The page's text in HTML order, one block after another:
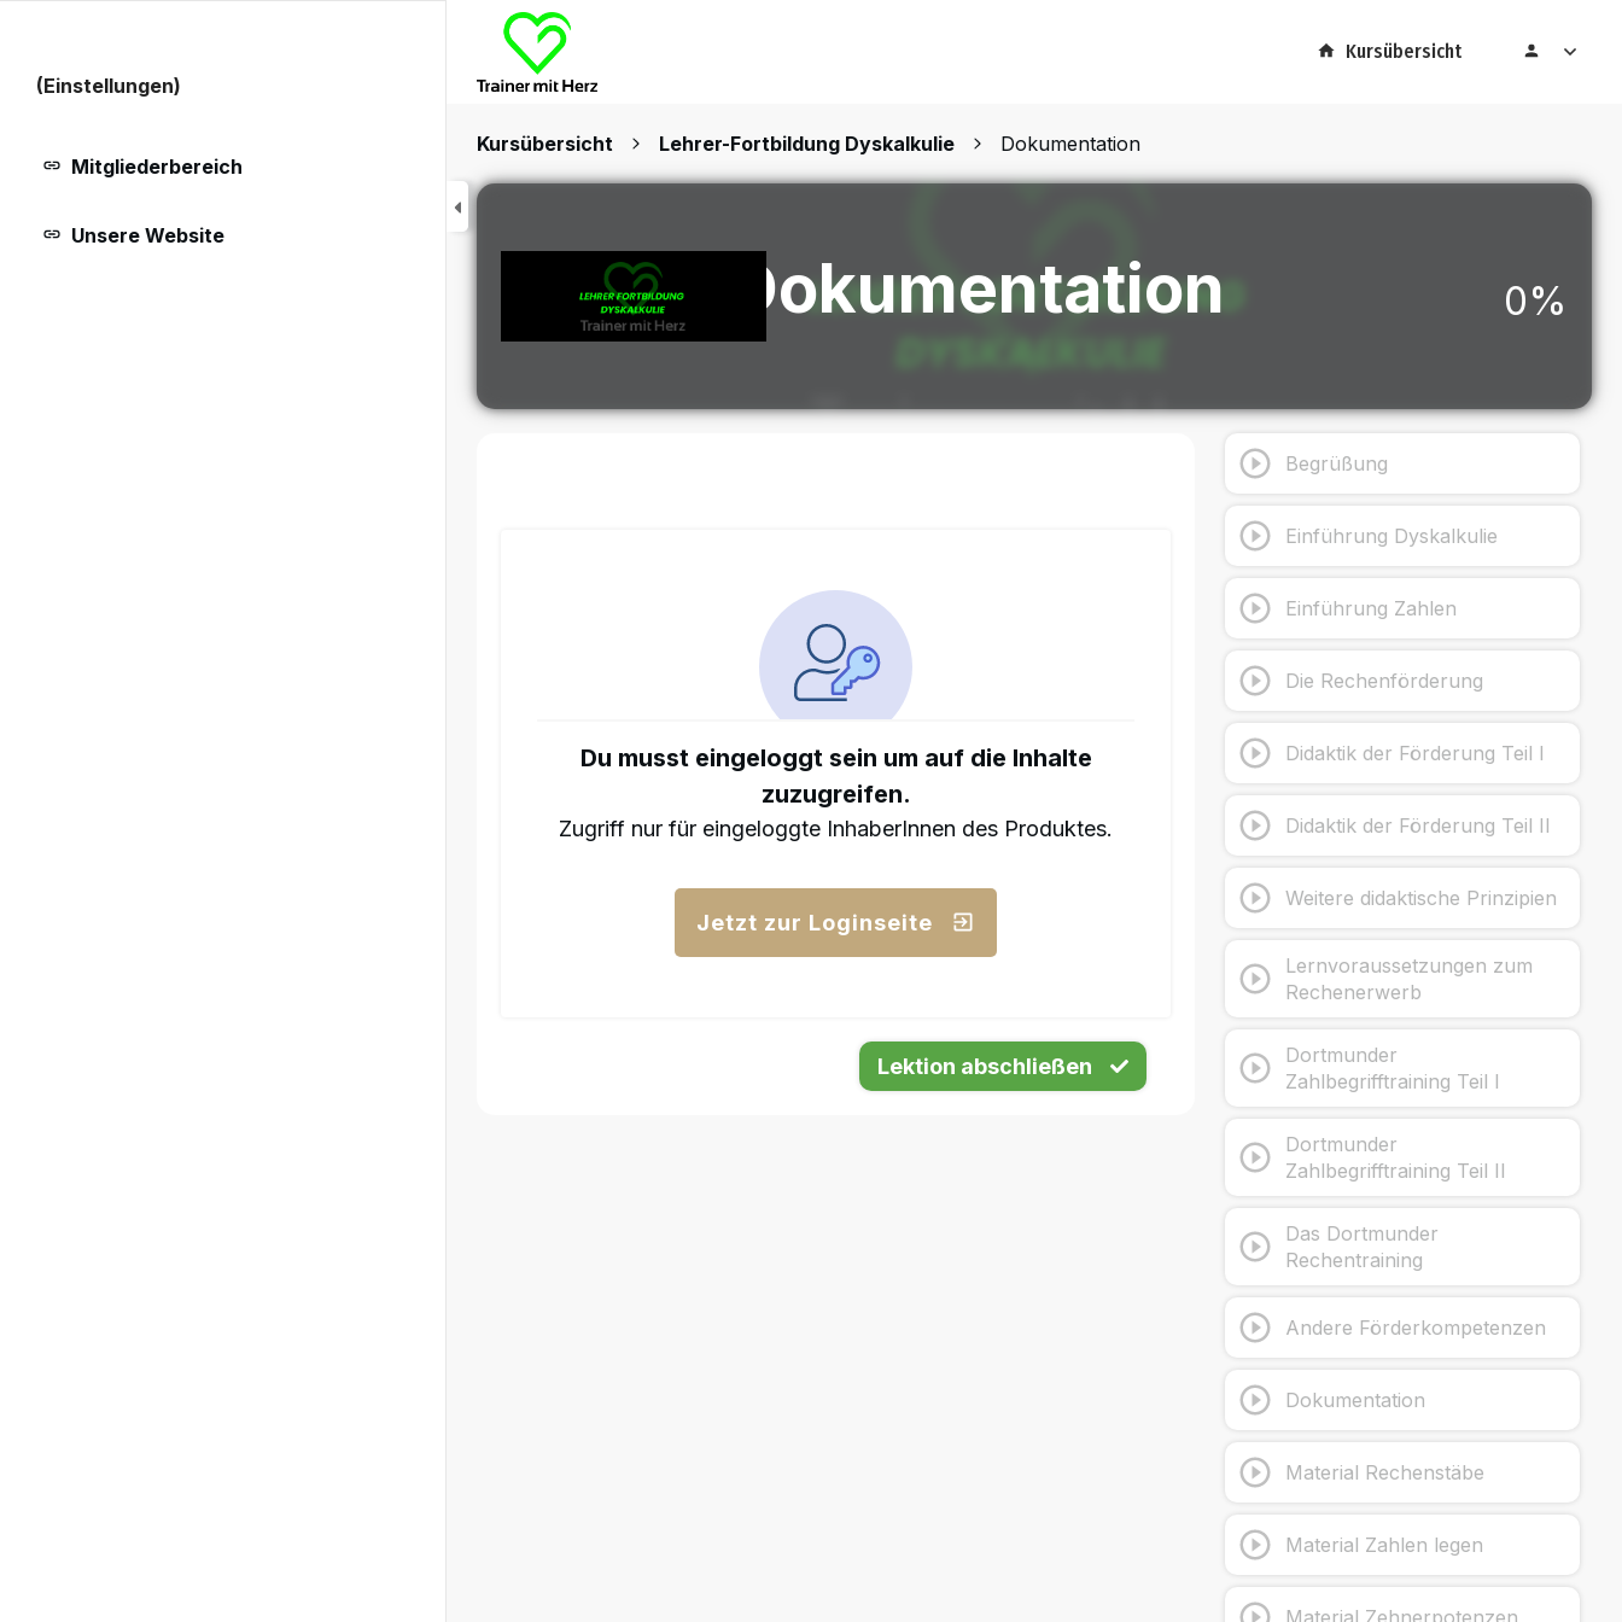
Kursübersicht
Kursübersicht Lehrer-Fortbildung Dyskalkulie Dokumentation
Dokumentation 0%
Du musst eingeloggt sein um auf die Inhalte
zuzugreifen.
Zugriff nur für eingeloggte InhaberInnen des Produktes.
Jetzt zur Loginseite
Lektion abschließen
Begrüßung
Einführung Dyskalkulie
Einführung Zahlen
Die Rechenförderung
Didaktik der Förderung Teil I
Didaktik der Förderung Teil II
Weitere didaktische Prinzipien
Lernvoraussetzungen zum
Rechenerwerb
Dortmunder
Zahlbegrifftraining Teil I
Dortmunder
Zahlbegrifftraining Teil II
Das Dortmunder
Rechentraining
Andere Förderkompetenzen
Dokumentation
Material Rechenstäbe
Material Zahlen legen
Material Zehnerpotenzen
(Einstellungen)
Mitgliederbereich
Unsere Website